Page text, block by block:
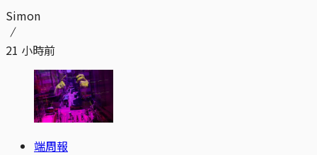
Simon
21 小時前
端周報